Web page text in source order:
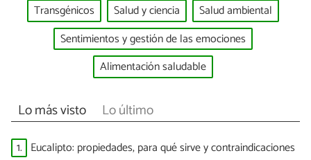
Transgénicos Salud y ciencia
Salud ambiental
Sentimientos y gestión de las emociones
Alimentación saludable
Lo más visto Lo último
1. Eucalipto: propiedades, para qué sirve y contraindicaciones